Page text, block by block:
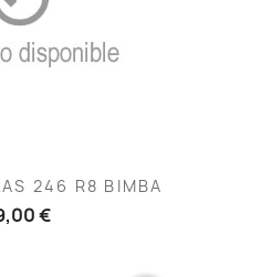
246 R8 BIMBA
€